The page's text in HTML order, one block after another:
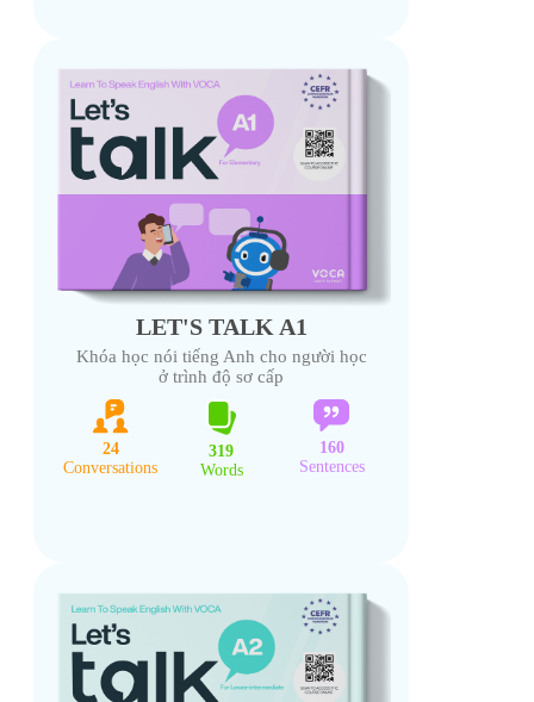
LET'S TALK A1
Khóa học nói tiếng Anh cho người học
ở trình độ sơ cấp
24
Conversations
319
Words
160
Sentences